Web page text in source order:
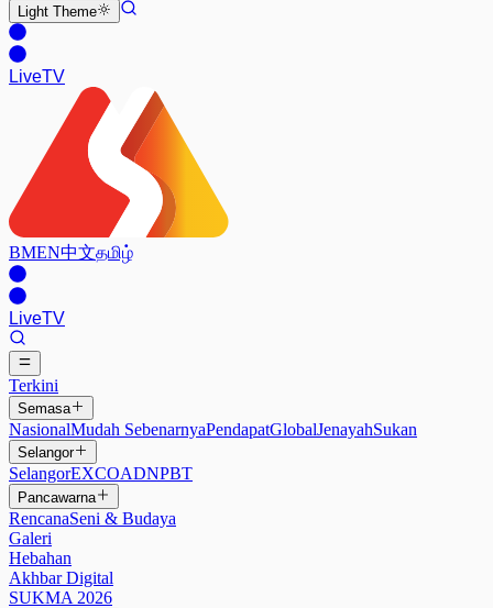
Light Theme
LiveTV
BMEN中文தமிழ்
LiveTV
Terkini
Semasa
NasionalMudah SebenarnyaPendapatGlobalJenayahSukan
Selangor
SelangorEXCOADNPBT
Pancawarna
RencanaSeni & Budaya
Galeri
Hebahan
Akhbar Digital
SUKMA 2026